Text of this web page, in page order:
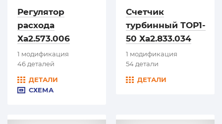
Регулятор
расхода
Ха2.573.006
1 модификация
46 деталей
ДЕТАЛИ
СХЕМА
Счетчик
турбинный ТОР1-
50 Ха2.833.034
1 модификация
54 детали
ДЕТАЛИ